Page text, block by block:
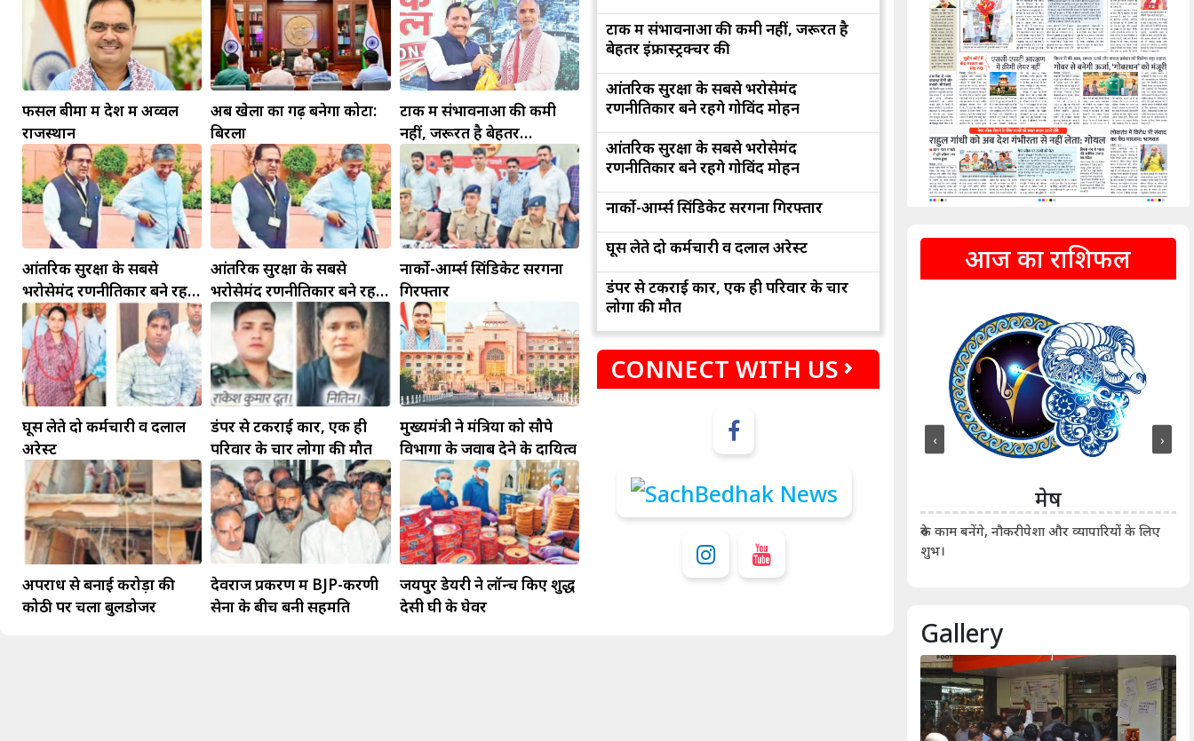
फसल बीमा में देश में अव्वल
राजस्थान
अब खेलों का गढ़ बनेगा कोटा:
बिरला
टोंक में संभावनाओं की कमी
नहीं, जरूरत है बेहतर
इंफ्रास्ट्रक्चर की
आंतरिक सुरक्षा के सबसे
भरोसेमंद रणनीतिकार बने रहेंगे
गोविंद मोहन
आंतरिक सुरक्षा के सबसे
भरोसेमंद रणनीतिकार बने रहेंगे
गोविंद मोहन
नार्को-आर्म्स सिंडिकेट सरगना
गिरफ्तार
घूस लेते दो कर्मचारी व दलाल
अरेस्ट
डंपर से टकराई कार, एक ही
परिवार के चार लोगों की मौत
मुख्यमंत्री ने मंत्रियों को सौपे
विभागों के जवाब देने के दायित्व
अपराध से बनाई करोड़ों की
कोठी पर चला बुलडोजर
देवराज प्रकरण में BJP-करणी
सेना के बीच बनी सहमति
जयपुर डेयरी ने लॉन्च किए शुद्ध
देसी घी के घेवर
टोंक में संभावनाओं की कमी नहीं, जरूरत है
बेहतर इंफ्रास्ट्रक्चर की
आंतरिक सुरक्षा के सबसे भरोसेमंद
रणनीतिकार बने रहेंगे गोविंद मोहन
आंतरिक सुरक्षा के सबसे भरोसेमंद
रणनीतिकार बने रहेंगे गोविंद मोहन
नार्को-आर्म्स सिंडिकेट सरगना गिरफ्तार
घूस लेते दो कर्मचारी व दलाल अरेस्ट
डंपर से टकराई कार, एक ही परिवार के चार
लोगों की मौत
CONNECT WITH US
आज का राशिफल
धनु
बड़ी डील हाथ लग सकती
मकर
सुखद पलों की प्राप्ति होगी। फिजूल के खर्चे बढ़ेंगे,
सुख सुविधाओं में इजाफा होगा।
कुंभ
धनलाभ के अवसरों में वृद्धि के साथ अपनी योजनाओं
पर काम करते रहे।
संभलकर रहे, जल्दबाजी नहीं दिखाए। कानूनी वाद-
विवादों से बचे।
मेष
रुके काम बनेंगे, नौकरीपेशा और व्यापारियों के लिए
शुभ।
‹ ›
Gallery